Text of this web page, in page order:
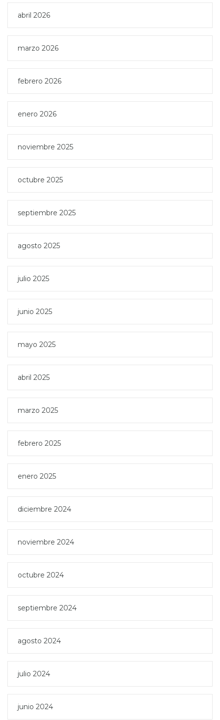
abril 2026
marzo 2026
febrero 2026
enero 2026
noviembre 2025
octubre 2025
septiembre 2025
agosto 2025
julio 2025
junio 2025
mayo 2025
abril 2025
marzo 2025
febrero 2025
enero 2025
diciembre 2024
noviembre 2024
octubre 2024
septiembre 2024
agosto 2024
julio 2024
junio 2024